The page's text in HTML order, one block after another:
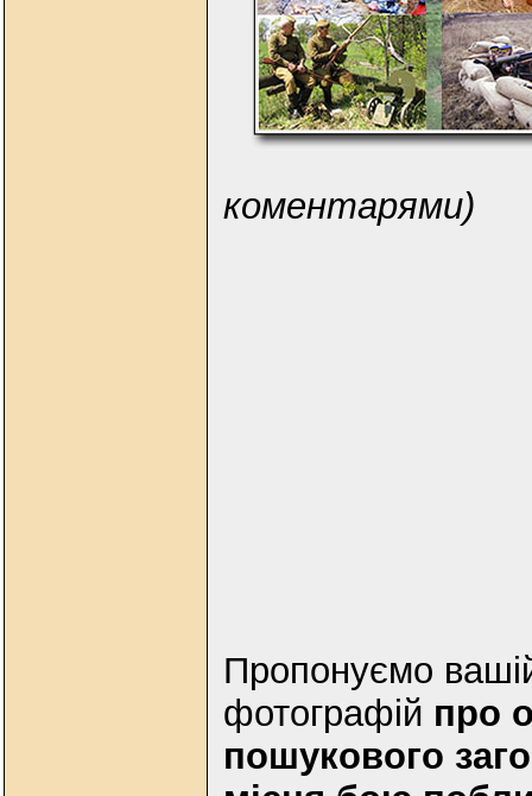
коментарями)
Пропонуємо
фотографій про
пошукового